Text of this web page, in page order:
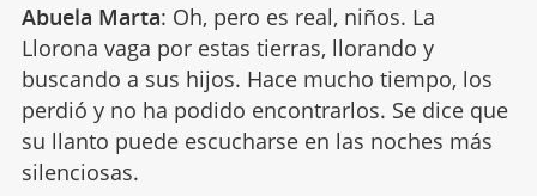
Abuela Marta: Oh, pero es real, niños. La
Llorona vaga por estas tierras, llorando y
buscando a sus hijos. Hace mucho tiempo, los
perdió y no ha podido encontrarlos. Se dice que
su llanto puede escucharse en las noches más
silenciosas.